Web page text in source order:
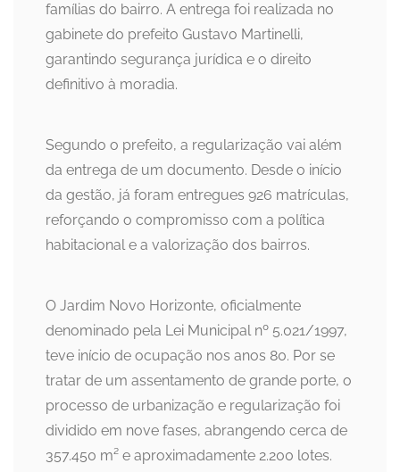
famílias do bairro. A entrega foi realizada no
gabinete do prefeito Gustavo Martinelli,
garantindo segurança jurídica e o direito
definitivo à moradia.
Segundo o prefeito, a regularização vai além
da entrega de um documento. Desde o início
da gestão, já foram entregues 926 matrículas,
reforçando o compromisso com a política
habitacional e a valorização dos bairros.
O Jardim Novo Horizonte, oficialmente
denominado pela Lei Municipal nº 5.021/1997,
teve início de ocupação nos anos 80. Por se
tratar de um assentamento de grande porte, o
processo de urbanização e regularização foi
dividido em nove fases, abrangendo cerca de
357.450 m² e aproximadamente 2.200 lotes.